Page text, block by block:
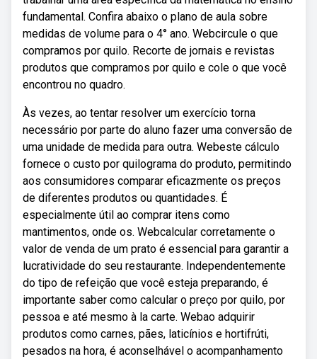
fundamental. Confira abaixo o plano de aula sobre
medidas de volume para o 4° ano. Webcircule o que
compramos por quilo. Recorte de jornais e revistas
produtos que compramos por quilo e cole o que você
encontrou no quadro.
Às vezes, ao tentar resolver um exercício torna
necessário por parte do aluno fazer uma conversão de
uma unidade de medida para outra. Webeste cálculo
fornece o custo por quilograma do produto, permitindo
aos consumidores comparar eficazmente os preços
de diferentes produtos ou quantidades. É
especialmente útil ao comprar itens como
mantimentos, onde os. Webcalcular corretamente o
valor de venda de um prato é essencial para garantir a
lucratividade do seu restaurante. Independentemente
do tipo de refeição que você esteja preparando, é
importante saber como calcular o preço por quilo, por
pessoa e até mesmo à la carte. Webao adquirir
produtos como carnes, pães, laticínios e hortifrúti,
pesados na hora, é aconselhável o acompanhamento